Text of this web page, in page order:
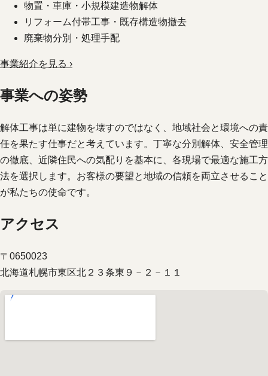
物置・車庫・小規模建造物解体
リフォーム付帯工事・既存構造物撤去
廃棄物分別・処理手配
事業紹介を見る ›
事業への姿勢
解体工事は単に建物を壊すのではなく、地域社会と環境への責
任を果たす仕事だと考えています。丁寧な分別解体、安全管理
の徹底、近隣住民への気配りを基本に、各現場で最適な施工方
法を選択します。お客様の要望と地域の信頼を両立させること
が私たちの使命です。
アクセス
〒0650023
北海道札幌市東区北２３条東９－２－１１